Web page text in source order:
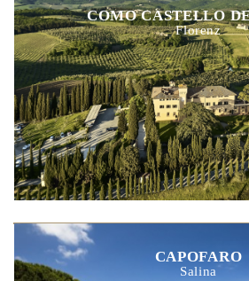
COMO CASTELLO
Florenz
CAPOFARO
Salina